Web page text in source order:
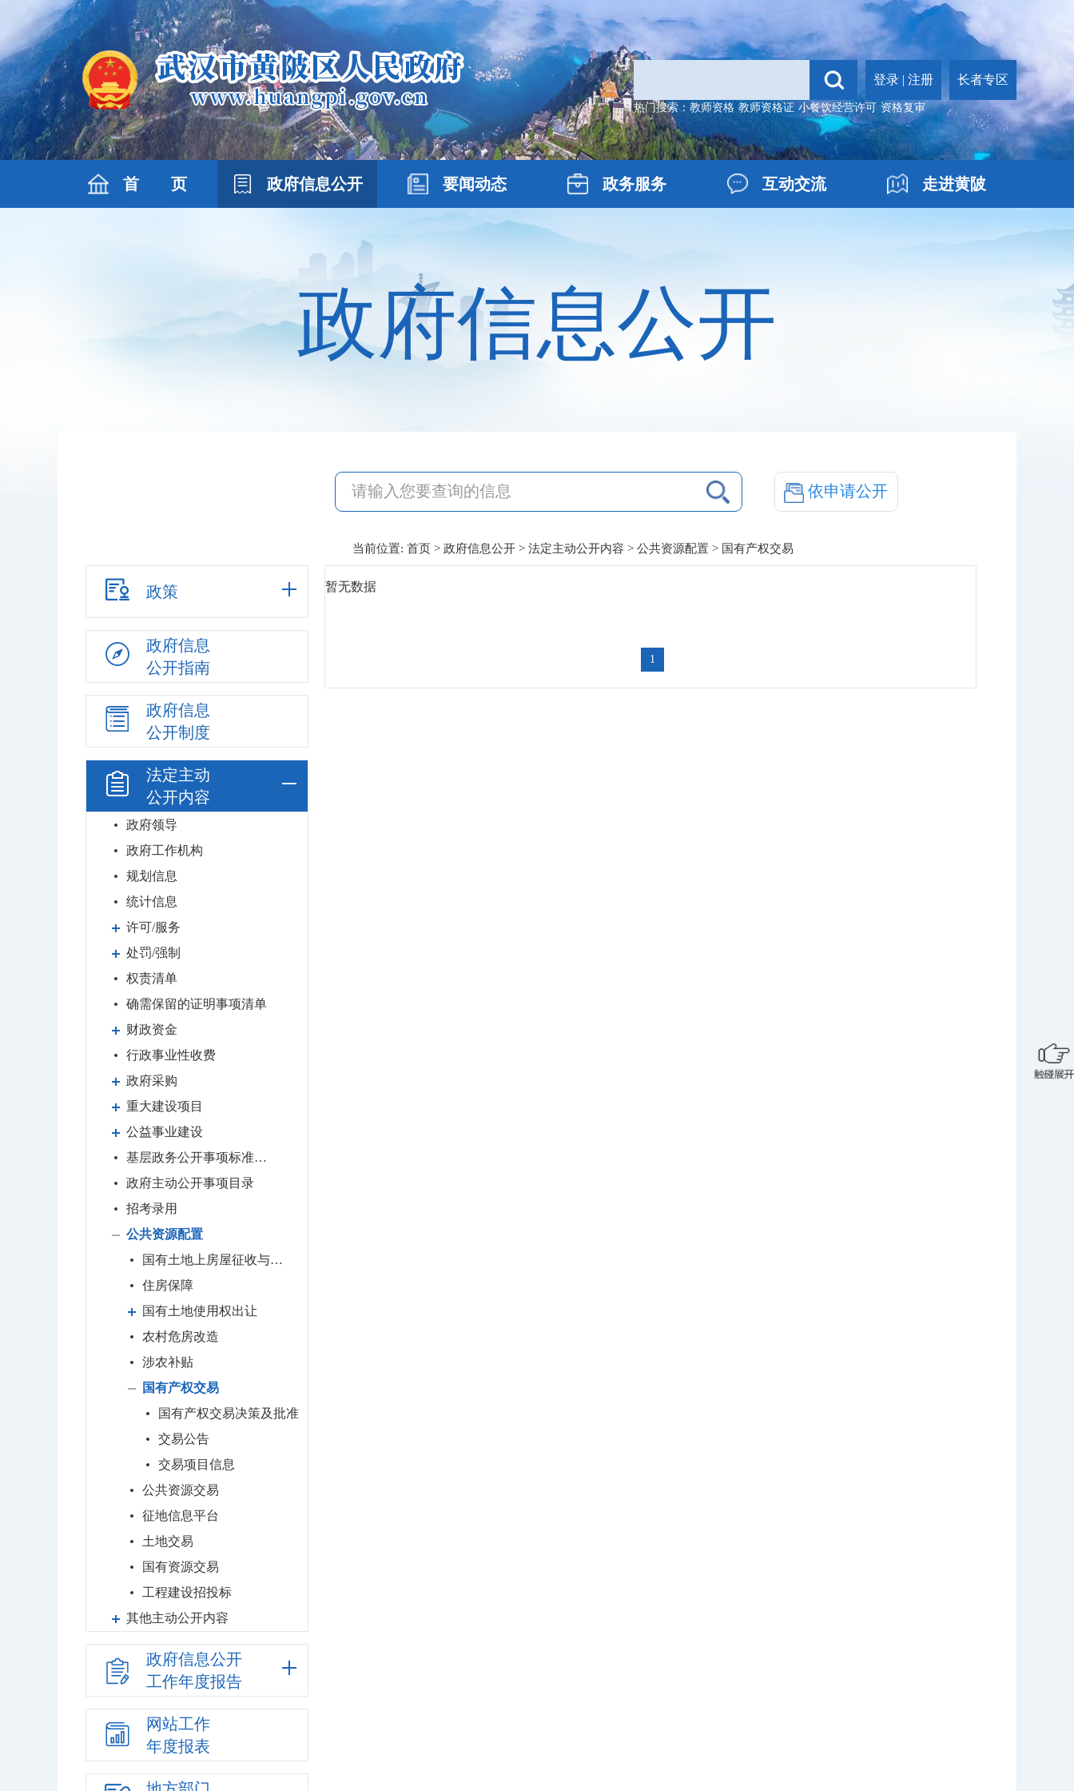
登录 | 注册 长者专区
热门搜索： 教师资格 教师资格证 小餐饮经营许可 资格复审
首 页 政府信息公开 要闻动态 政务服务 互动交流 走进黄陂
政府信息公开
依申请公开
当前位置: 首页 > 政府信息公开 > 法定主动公开内容 > 公共资源配置 > 国有产权交易
政策
政府信息
公开指南
政府信息
公开制度
法定主动
公开内容
政府领导
政府工作机构
规划信息
统计信息
许可/服务
处罚/强制
权责清单
确需保留的证明事项清单
财政资金
行政事业性收费
政府采购
重大建设项目
公益事业建设
基层政务公开事项标准目录
政府主动公开事项目录
招考录用
公共资源配置
国有土地上房屋征收与补偿
住房保障
国有土地使用权出让
农村危房改造
涉农补贴
国有产权交易
国有产权交易决策及批准
交易公告
交易项目信息
公共资源交易
征地信息平台
土地交易
国有资源交易
工程建设招投标
其他主动公开内容
政府信息公开
工作年度报告
网站工作
年度报表
暂无数据
1